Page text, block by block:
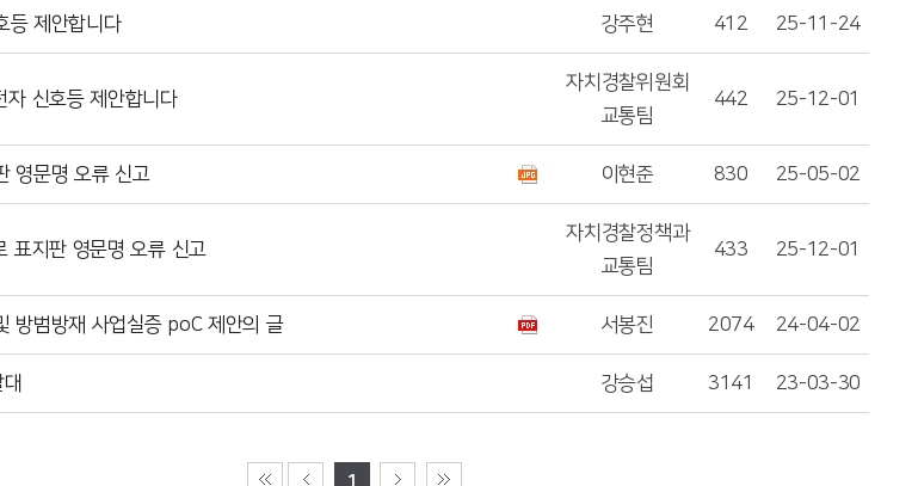
등 제안합니다 강주현 412 25-11-24
자 신호등 제안합니다
자치경찰위원회
교통팀
442 25-12-01
영문명 오류 신고 이현준 830 25-05-02
표지판 영문명 오류 신고
자치경찰정책과
교통팀
433 25-12-01
방범방재 사업실증 poC 제안의 글 서봉진 2074 24-04-02
강승섭 3141 23-03-30
1